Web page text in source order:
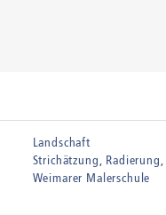
Landschaft
Strichätzung Radierung
Weimarer Malerschule